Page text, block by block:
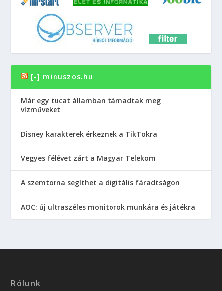
[-] minuszos.hu
Már egy tucat államban támadtak meg
vízműveket
Disney karakterek érkeznek a TikTokra
Vegyes félévet zárt a Magyar Telekom
A szemtorna segíthet a digitális fáradtságon
AOC: új ultraszéles monitorok munkára és játékra
Rólunk